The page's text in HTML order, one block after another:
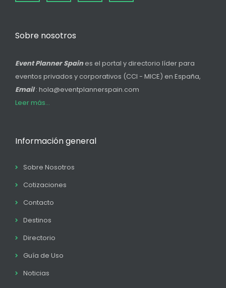
Sobre nosotros
Event Planner Spain es el portal y directorio líder para
eventos privados y corporativos (CCI - MICE) en España,
Email: hola@eventplannerspain.com
Leer más...
Información general
Sobre Nosotros
Cotizaciones
Contacto
Destinos
Directorio
Guía de Uso
Noticias